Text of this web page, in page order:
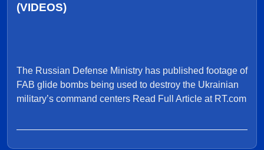
(VIDEOS)
The Russian Defense Ministry has published footage of
FAB glide bombs being used to destroy the Ukrainian
military’s command centers Read Full Article at RT.com